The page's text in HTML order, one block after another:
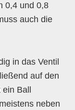
0,4 und 0,8
auch die
in das Ventil
auf den
Ball
neben